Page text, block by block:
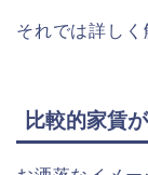
それでは詳しく
比較的家賃